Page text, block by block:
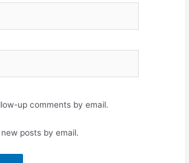
up comments by email.
posts by email.